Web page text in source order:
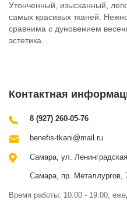
Утонченный, изысканный,
самых красивых тканей.
сравнима с дуновением
эстетика...
Контактная
8 (927) 260-05-76
benefis-tkani@mail.ru
Самара, ул.
Самара, пр. Металлургов,
Время работы: 10.00 - 19.00,